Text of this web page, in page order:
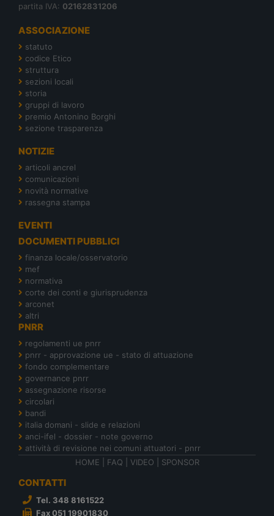
partita IVA: 02162831206
ASSOCIAZIONE
statuto
codice Etico
struttura
sezioni locali
storia
gruppi di lavoro
premio Antonino Borghi
sezione trasparenza
NOTIZIE
articoli ancrel
comunicazioni
novità normative
rassegna stampa
EVENTI
DOCUMENTI PUBBLICI
finanza locale/osservatorio
mef
normativa
corte dei conti e giurisprudenza
arconet
altri
PNRR
regolamenti ue pnrr
pnrr - approvazione ue - stato di attuazione
fondo complementare
governance pnrr
assegnazione risorse
circolari
bandi
italia domani - slide e relazioni
anci-ifel - dossier - note governo
attività di revisione nei comuni attuatori - pnrr
HOME
FAQ VIDEO SPONSOR
CONTATTI
Tel. 348 8161522
Fax 051 19901830